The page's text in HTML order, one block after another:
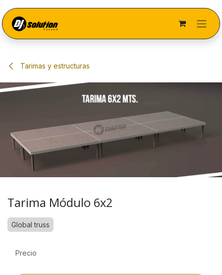
Tarimas y estructuras
Tarima Módulo 6x2
Global truss
Precio